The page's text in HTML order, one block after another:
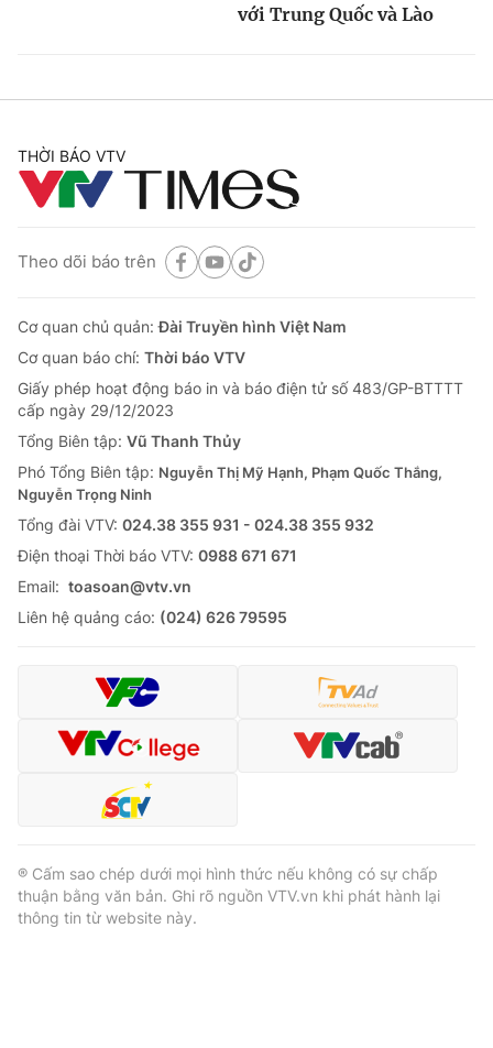
với Trung Quốc và Lào
THỜI BÁO VTV
Theo dõi báo trên
Cơ quan chủ quản:Đài Truyền hình Việt Nam
Cơ quan báo chí: Thời báo VTV
Giấy phép hoạt động báo in và báo điện tử số 483/GP-BTTTT
cấp ngày 29/12/2023
Tổng Biên tập: Vũ Thanh Thủy
Phó Tổng Biên tập: Nguyễn Thị Mỹ Hạnh, Phạm Quốc Thắng,
Nguyễn Trọng Ninh
Tổng đài VTV: 024.38 355 931 - 024.38 355 932
Ðiện thoại Thời báo VTV: 0988 671 671
Email: toasoan@vtv.vn
Liên hệ quảng cáo: (024) 626 79595
® Cấm sao chép dưới mọi hình thức nếu không có sự chấp
thuận bằng văn bản. Ghi rõ nguồn VTV.vn khi phát hành lại
thông tin từ website này.